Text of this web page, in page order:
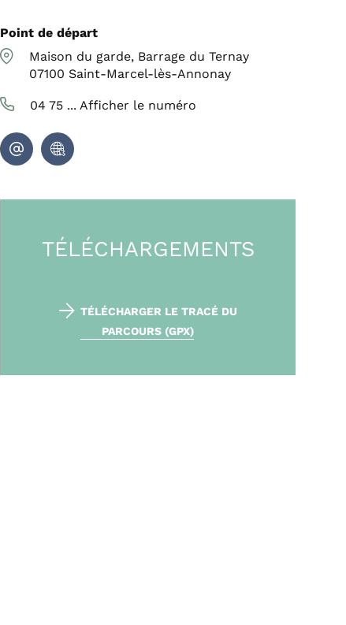
Point de départ
Maison du garde, Barrage du Ternay
07100 Saint-Marcel-lès-Annonay
04 75 ... Afficher le numéro
TÉLÉCHARGEMENTS
TÉLÉCHARGER LE TRACÉ DU
PARCOURS (GPX)